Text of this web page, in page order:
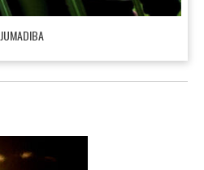
JUMADIBA